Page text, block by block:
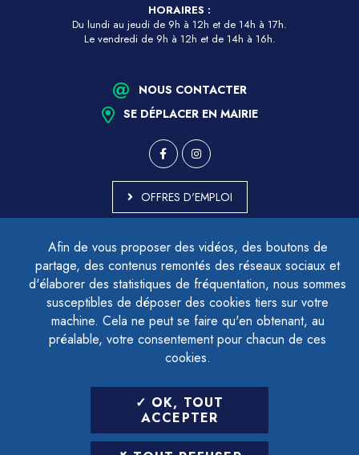
Afin de vous proposer des vidéos, des boutons de
partage, des contenus remontés des réseaux sociaux et
d'élaborer des statistiques de fréquentation, nous sommes
susceptibles de déposer des cookies tiers sur votre
machine. Cela ne peut se faire qu'en obtenant, au
préalable, votre consentement pour chacun de ces
cookies.
OK, TOUT
ACCEPTER
HORAIRES :
Du lundi au jeudi de 9h à 12h et de 14h à 17h.
Le vendredi de 9h à 12h et de 14h à 16h.
NOUS CONTACTER
SE DÉPLACER EN MAIRIE
OFFRES D'EMPLOI
ACCESSIBILITÉ - PARTIELLEMENT CONFORME
PLAN DU SITE
MENTIONS LÉGALES
CONTACTER LE DÉLÉGUÉ À LA PROTECTION DES DONNÉES
GESTION DES COOKIES
LETTRE D'INFORMATION
SAISIR VOTRE ADRESSE E-MAIL
POUR VOUS INSCRIRE :